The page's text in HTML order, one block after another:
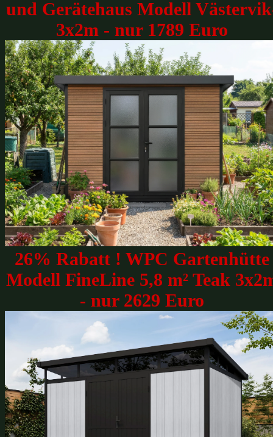
und Gerätehaus Modell
3x2m - nur 1789 Euro
26% Rabatt ! WPC Gartenhütte
Modell FineLine 5,8 m² Teak
- nur 2629 Euro